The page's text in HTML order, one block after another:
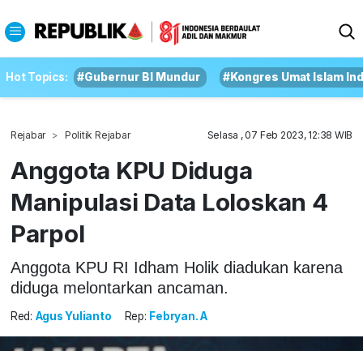
Hot Topics: #Gubernur BI Mundur #Kongres Umat Islam
Rejabar Politik Rejabar Selasa , 07 Feb 2023, 12:38 WIB
Anggota KPU Diduga
Manipulasi Data Loloskan 4
Parpol
Anggota KPU RI Idham Holik diadukan karena
diduga melontarkan ancaman.
Red: Agus Yulianto Rep: Febryan. A